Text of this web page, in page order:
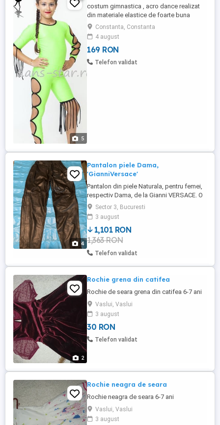
5
costum gimnastica , acro dance realizat
din materiale elastice de foarte buna
calitate .La comanda se poate realiza pe
marimea si culoare dorita
Constanta, Constanta
4 august
169 RON
Telefon validat
4
Pantalon piele Dama,
'GianniVersace'
Pantalon din piele Naturala, pentru femei,
respectiv Dama, de la Gianni VERSACE. O
piesă versatila, respecttiv sofisticată de
inalta clasa, deosebit de atragatoare shi
provocatoare, ce poate fi un veritabil
suport al succesului in ocazii de surprins
shi evidentziat, Marca: 'GianniVersace'. Un
articol ...
Sector 3, Bucuresti
3 august
1,101 RON
1,363 RON
Telefon validat
2
Rochie grena din catifea
Rochie de seara grena din catifea 6-7 ani
Vaslui, Vaslui
3 august
30 RON
Telefon validat
Rochie neagra de seara
Rochie neagra de seara 6-7 ani
Vaslui, Vaslui
3 august